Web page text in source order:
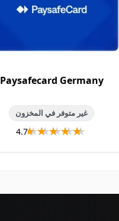
Paysafecard Germany
غير متوفر في المخزون
★★★★★
★★★★★
4.7